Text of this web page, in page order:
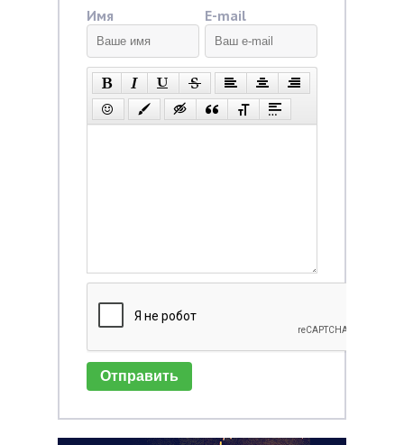
Имя E-mail
Отправить